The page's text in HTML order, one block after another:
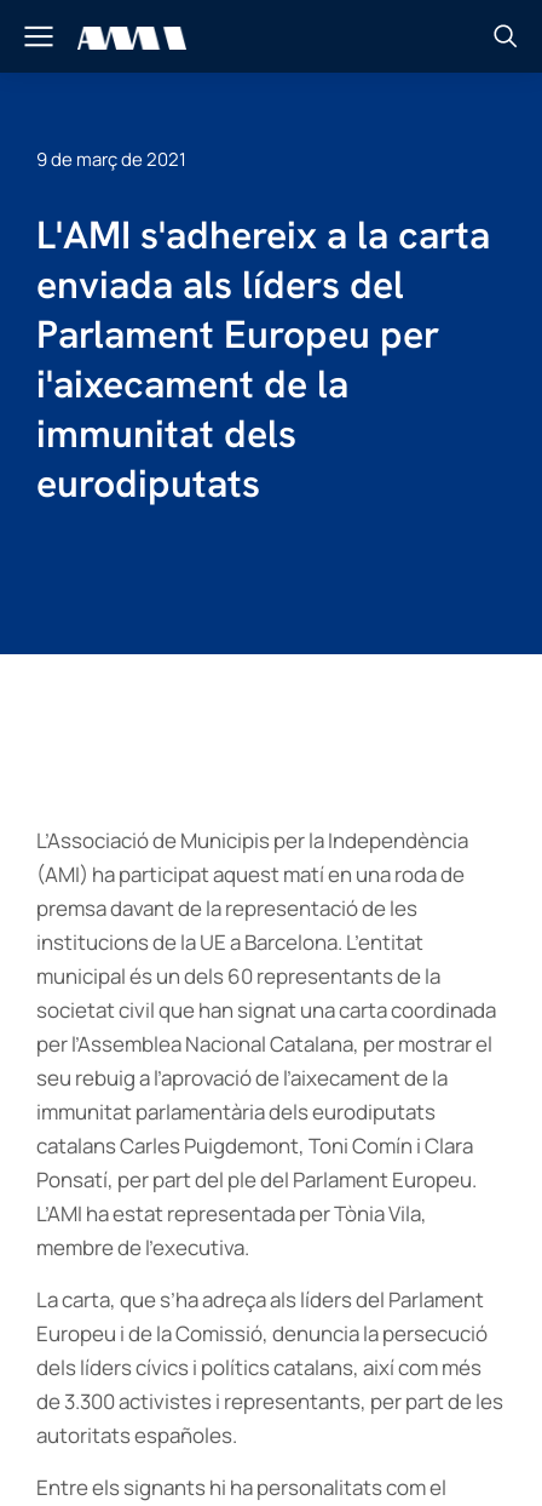
9 de març de 2021
L'AMI s'adhereix a la carta
enviada als líders del
Parlament Europeu per
i'aixecament de la
immunitat dels
eurodiputats
L’Associació de Municipis per la Independència
(AMI) ha participat aquest matí en una roda de
premsa davant de la representació de les
institucions de la UE a Barcelona. L’entitat
municipal és un dels 60 representants de la
societat civil que han signat una carta coordinada
per l’Assemblea Nacional Catalana, per mostrar el
seu rebuig a l’aprovació de l’aixecament de la
immunitat parlamentària dels eurodiputats
catalans Carles Puigdemont, Toni Comín i Clara
Ponsatí, per part del ple del Parlament Europeu.
L’AMI ha estat representada per Tònia Vila,
membre de l’executiva.
La carta, que s’ha adreça als líders del Parlament
Europeu i de la Comissió, denuncia la persecució
dels líders cívics i polítics catalans, així com més
de 3.300 activistes i representants, per part de les
autoritats españoles.
Entre els signants hi ha personalitats com el